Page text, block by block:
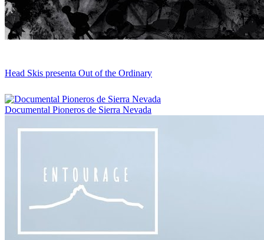
Head Skis presenta Out of the Ordinary
Documental Pioneros de Sierra Nevada